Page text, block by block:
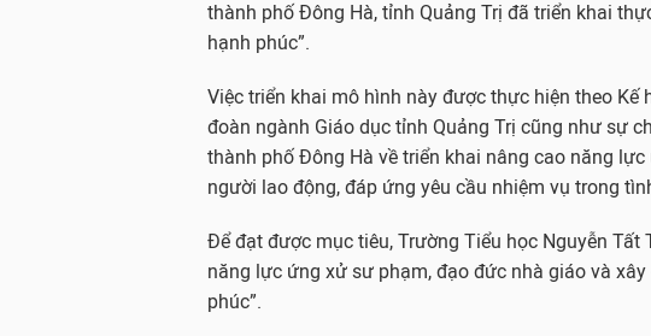
thành phố Đông Hà, tỉnh Quảng Trị đã triển khai
hạnh phúc”.
Việc triển khai mô hình này được thực hiện theo Kế
đoàn ngành Giáo dục tỉnh Quảng Trị cũng như sự
thành phố Đông Hà về triển khai nâng cao năng
người lao động, đáp ứng yêu cầu nhiệm vụ trong
Để đạt được mục tiêu, Trường Tiểu học Nguyễn
năng lực ứng xử sư phạm, đạo đức nhà giáo và
phúc”.